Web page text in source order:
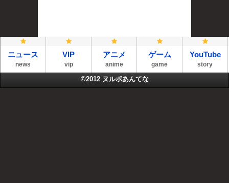
ニュース
news
VIP
vip
アニメ
anime
ゲーム
game
YouTube
story
©2012 ヌルポあんてな